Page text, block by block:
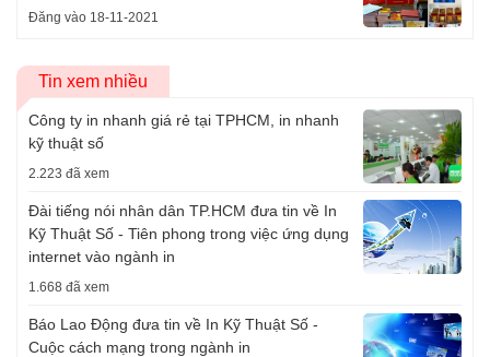
Đăng vào 18-11-2021
Tin xem nhiều
Công ty in nhanh giá rẻ tại TPHCM, in nhanh
kỹ thuật số
2.223 đã xem
Đài tiếng nói nhân dân TP.HCM đưa tin về In
Kỹ Thuật Số - Tiên phong trong việc ứng dụng
internet vào ngành in
1.668 đã xem
Báo Lao Động đưa tin về In Kỹ Thuật Số -
Cuộc cách mạng trong ngành in